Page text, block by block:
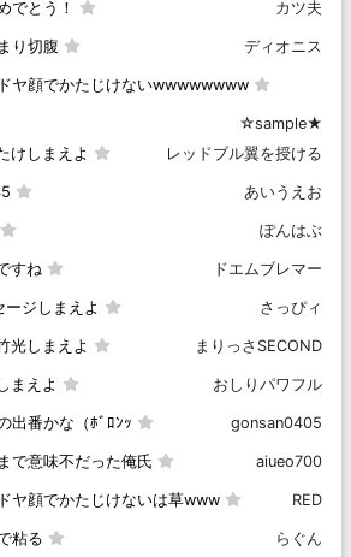
でとう！ カツ夫
り切腹 ディオニス
ヤ顔でかたじけないwwwwwwww
☆sample★
けしまえよ
レッドブル翼を授ける
あいうえお
ぽんはぶ
すね ドエムブレマー
ジしまえよ さっぴィ
光しまえよ まりっさSECOND
まえよ おしりパワフル
出番かな（ﾎﾞﾛﾝｯ gonsan0405
で意味不だった俺氏 aiueo700
ヤ顔でかたじけないは草www RED
粘る らぐん